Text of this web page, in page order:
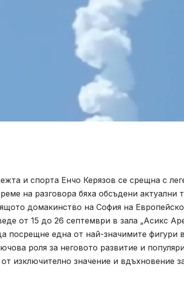
и спорта Енчо Керязов се срещна с
на разговора бяха обсъдени актуални
домакинство на София на
от 15 до 26 септември в зала „Асикс
посрещне една от най-значимите фигури
роля за неговото развитие и
изключително значение и вдъхновение